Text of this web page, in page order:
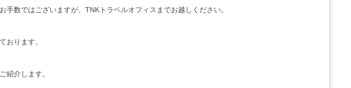
手数ではございますが、 TNKトラベルオフィス までお越しください。
おります。
紹介します。